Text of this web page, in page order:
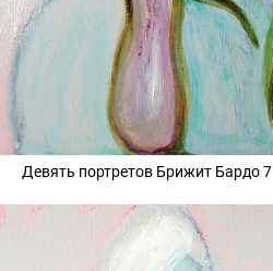
Девять портретов Брижит Бардо 7